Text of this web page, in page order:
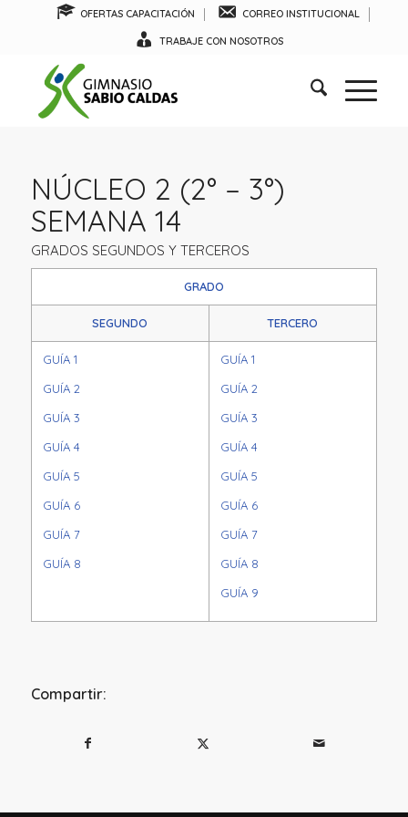
OFERTAS CAPACITACIÓN CORREO INSTITUCIONAL
TRABAJE CON NOSOTROS
NÚCLEO 2 (2° – 3°)
SEMANA 14
GRADOS SEGUNDOS Y TERCEROS
GRADO
SEGUNDO TERCERO
GUÍA 1
GUÍA 2
GUÍA 3
GUÍA 4
GUÍA 5
GUÍA 6
GUÍA 7
GUÍA 8
GUÍA 1
GUÍA 2
GUÍA 3
GUÍA 4
GUÍA 5
GUÍA 6
GUÍA 7
GUÍA 8
GUÍA 9
Compartir: